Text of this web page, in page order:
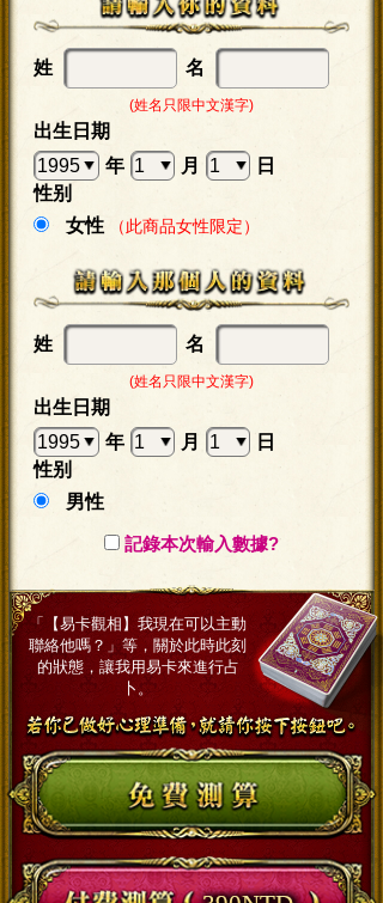
姓 名
(姓名只限中文漢字)
出生日期
年
月
日
性别
女性
（此商品女性限定）
姓 名
(姓名只限中文漢字)
出生日期
年
月
日
性别
男性
記錄本次輸入數據?
「【易卡觀相】我現在可以主動
聯絡他嗎？」等，關於此時此刻
的狀態，讓我用易卡來進行占
卜。